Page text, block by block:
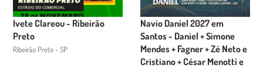
Ivete Clareou - Ribeirão
Preto
Ribeirão Preto - SP
Navio Daniel 2027 em
Santos - Daniel + Simone
Mendes + Fagner + Zé Neto e
Cristiano + César Menotti e